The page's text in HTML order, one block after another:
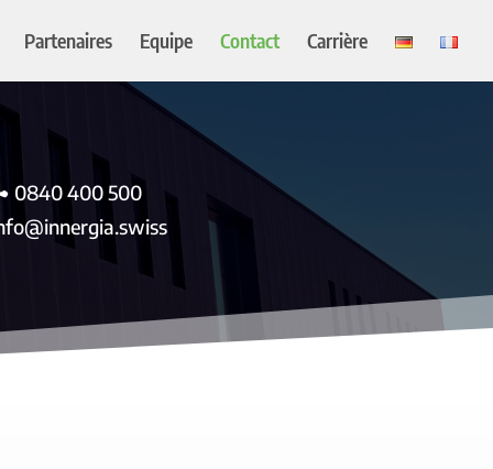
Partenaires Equipe Contact Carrière
0840 400 500